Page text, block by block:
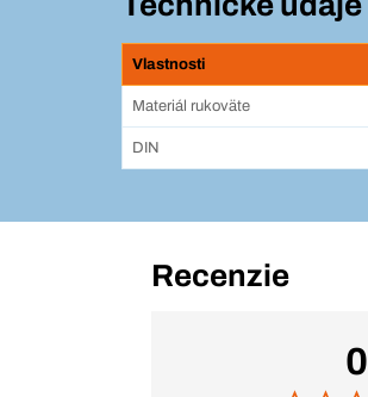
Vlastnosti
Materiál rukoväte
DIN
Recenzie
0